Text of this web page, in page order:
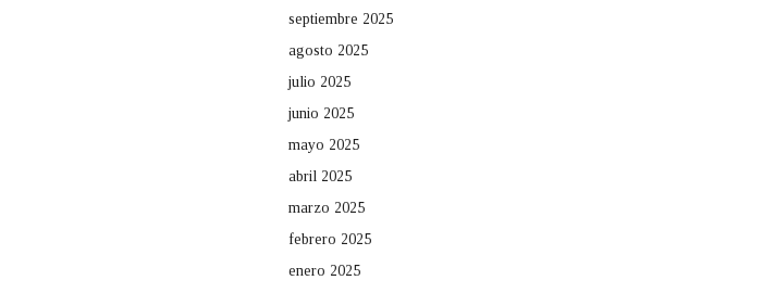
septiembre 2025
agosto 2025
julio 2025
junio 2025
mayo 2025
abril 2025
marzo 2025
febrero 2025
enero 2025